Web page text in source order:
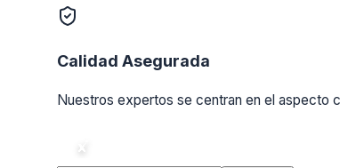
Calidad Asegurada
Nuestros expertos se centran en el aspecto